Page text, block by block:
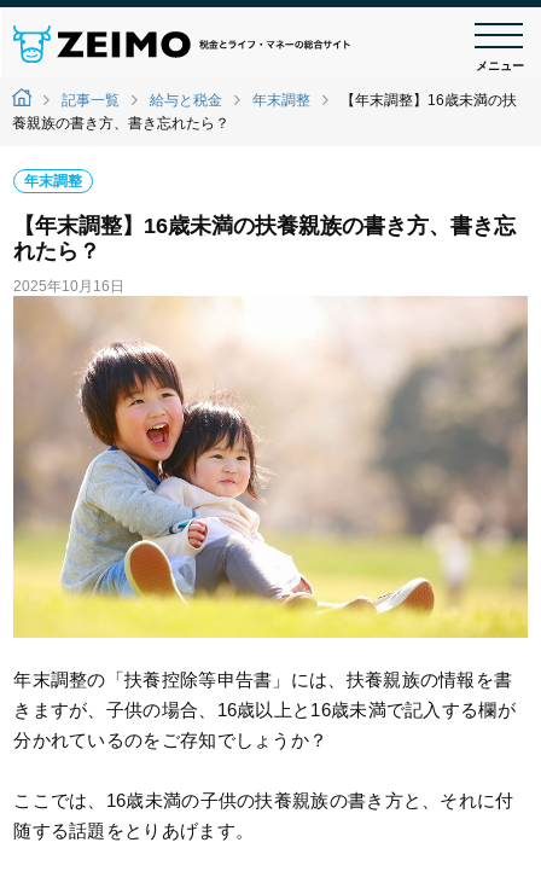
メニュー
記事一覧 給与と税金 年末調整
【年末調整】16歳未満の扶
養親族の書き方、書き忘れたら？
年末調整
【年末調整】16歳未満の扶養親族の書き方、書き忘
れたら？
2025年10月16日
年末調整の「扶養控除等申告書」には、扶養親族の情報を書
きますが、子供の場合、16歳以上と16歳未満で記入する欄が
分かれているのをご存知でしょうか？
ここでは、16歳未満の子供の扶養親族の書き方と、それに付
随する話題をとりあげます。